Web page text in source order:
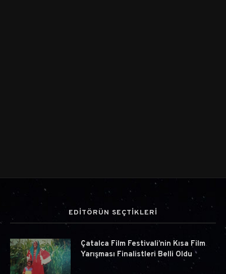
EDİTÖRÜN SEÇTİKLERİ
Çatalca Film Festivali’nin Kısa Film
Yarışması Finalistleri Belli Oldu